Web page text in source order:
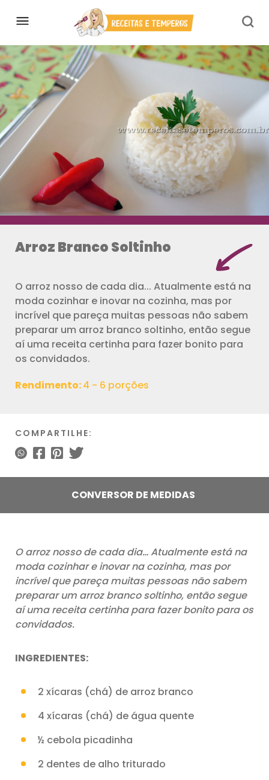
Arroz Branco Soltinho
O arroz nosso de cada dia... Atualmente está na
moda cozinhar e inovar na cozinha, mas por
incrível que pareça muitas pessoas não sabem
preparar um arroz branco soltinho, então segue
aí uma receita certinha para fazer bonito para
os convidados.
Rendimento:4 - 6 porções
COMPARTILHE:
CONVERSOR DE MEDIDAS
O arroz nosso de cada dia… Atualmente está na
moda cozinhar e inovar na cozinha, mas por
incrível que pareça muitas pessoas não sabem
preparar um arroz branco soltinho, então segue
aí uma receita certinha para fazer bonito para os
convidados.
INGREDIENTES:
2 xícaras (chá) de arroz branco
4 xícaras (chá) de água quente
½ cebola picadinha
2 dentes de alho triturado